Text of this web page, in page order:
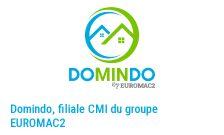
Domindo, filiale CMI du groupe
EUROMAC2